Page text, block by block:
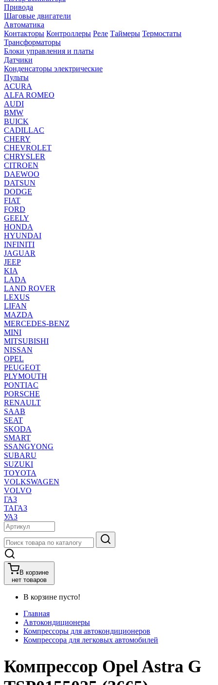
Привода
Шаговые двигатели
Автоматика
Контакторы Контроллеры Реле Таймеры Термостаты
Трансформаторы
Блоки управления и платы
Датчики
Конденсаторы электрические
Пульты
ACURA
ALFA ROMEO
AUDI
BMW
BUICK
CADILLAC
CHERY
CHEVROLET
CHRYSLER
CITROEN
DAEWOO
DATSUN
DODGE
FIAT
FORD
GEELY
HONDA
HYUNDAI
INFINITI
JAGUAR
JEEP
KIA
LADA
LAND ROVER
LEXUS
LIFAN
MAZDA
MERCEDES-BENZ
MINI
MITSUBISHI
NISSAN
OPEL
PEUGEOT
PLYMOUTH
PONTIAC
PORSCHE
RENAULT
SAAB
SEAT
SKODA
SMART
SSANGYONG
SUBARU
SUZUKI
TOYOTA
VOLKSWAGEN
VOLVO
ГАЗ
ТАГАЗ
УАЗ
В корзине
нет товаров
В корзине пусто!
Главная
Автокондиционеры
Компрессоры для автокондиционеров
Компрессора для легковых автомобилей
Компрессор Opel Astra G